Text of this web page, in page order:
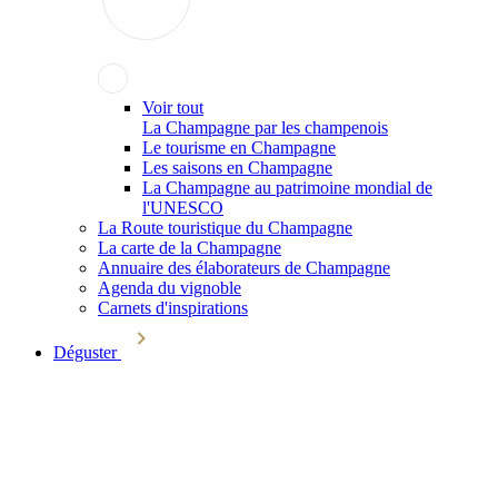
Voir tout
La Champagne par les champenois
Le tourisme en Champagne
Les saisons en Champagne
La Champagne au patrimoine mondial de
l'UNESCO
La Route touristique du Champagne
La carte de la Champagne
Annuaire des élaborateurs de Champagne
Agenda du vignoble
Carnets d'inspirations
Déguster